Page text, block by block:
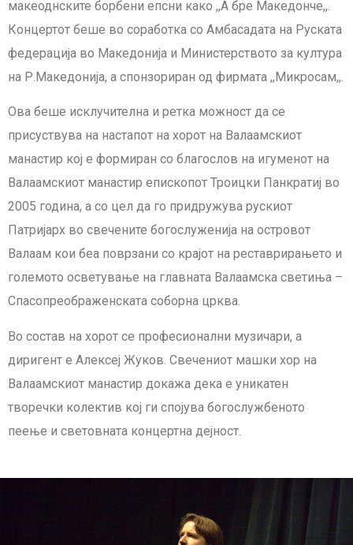
макеоднските борбени епсни како ,,А бре Македонче,,.
Концертот беше во соработка со Амбасадата на Руската
федерација во Македонија и Министерството за култура
на Р.Македонија, а спонзориран од фирмата ,,Микросам,,.
Ова беше исклучителна и ретка можност да се
присуствува на настапот на хорот на Валаамскиот
манастир кој е формиран со благослов на игуменот на
Валаамскиот манастир епископот Троицки Панкратиј во
2005 година, а со цел да го придружува рускиот
Патријарх во свечените богослуженија на островот
Валаам кои беа поврзани со крајот на реставрирањето и
големото осветување на главната Валаамска светиња –
Спасопреображенската соборна црква.
Во состав на хорот се професионални музичари, а
диригент е Алексеј Жуков. Свечениот машки хор на
Валаамскиот манастир докажа дека е уникатен
творечки колектив кој ги спојува богослужбеното
пеење и световната концертна дејност.